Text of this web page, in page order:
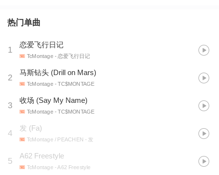
TcMontage
热门单曲
1
恋爱飞行日记
TcMontage - 恋爱飞行日记
2
马斯钻头 (Drill on Mars)
TcMontage - TC$MONTAGE
3
收场 (Say My Name)
TcMontage - TC$MONTAGE
4
发 (Fa)
TcMontage / PEACHEN - 发
5
A62 Freestyle
TcMontage - A62 Freestyle